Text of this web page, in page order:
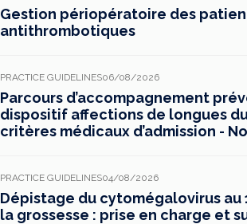
Gestion périopératoire des
antithrombotiques
PRACTICE GUIDELINES06/08/2026
Parcours d’accompagnement
dispositif affections de longues
critères médicaux d’admission -
PRACTICE GUIDELINES04/08/2026
Dépistage du cytomégalovirus au
la grossesse : prise en charge et